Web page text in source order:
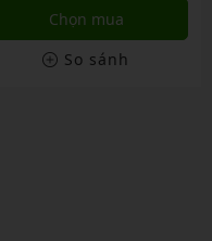
Liên hệ
So sánh